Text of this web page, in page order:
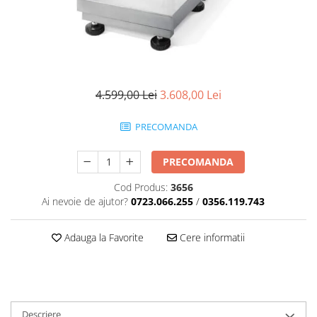
Masini numarat banii
Verificatoare bancnote
Imprimante carduri
Imprimante portabile
Imprimante termice
Scannere documente profesionale
Cititoare coduri bare & Terminale
portabile
4.599,00 Lei3.608,00 Lei
PRECOMANDA
PRECOMANDA
Cod Produs: 3656
Ai nevoie de ajutor? 0723.066.255 / 0356.119.743
Adauga la Favorite Cere informatii
Descriere